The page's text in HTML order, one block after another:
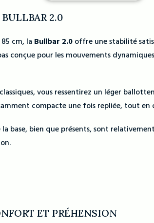
2.0
85 cm, la Bullbar 2.0 offre une stabilité
conçue pour les mouvements
vous ressentirez un léger
compacte une fois repliée, tout en
base, bien que présents, sont
ET PRÉHENSION